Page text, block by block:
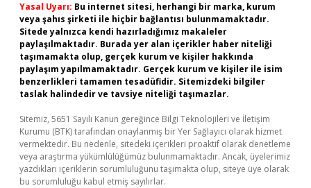
Yasal Uyarı: Bu internet sitesi, herhangi bir marka, kurum
veya şahıs şirketi ile hiçbir bağlantısı bulunmamaktadır.
Sitede yalnızca kendi hazırladığımız makaleler
paylaşılmaktadır. Burada yer alan içerikler haber niteliği
taşımamakta olup, gerçek kurum ve kişiler hakkında
paylaşım yapılmamaktadır. Gerçek kurum ve kişiler ile isim
benzerlikleri tamamen tesadüfidir. Sitemizdeki bilgiler
taslak halindedir ve tavsiye niteliği taşımazlar.
Sitemiz, 5651 Sayılı Kanun gereğince Bilgi Teknolojileri ve İletişim
Kurumu (BTK) tarafından onaylanmış bir Yer Sağlayıcı olarak hizmet
vermektedir. Bu nedenle, sitedeki içerikleri proaktif olarak denetleme
veya araştırma yükümlülüğümüz bulunmamaktadır. Ancak, üyelerimiz
yazdıkları içeriklerin sorumluluğunu taşımakta olup, siteye üye olarak
bu sorumluluğu kabul etmiş sayılırlar.